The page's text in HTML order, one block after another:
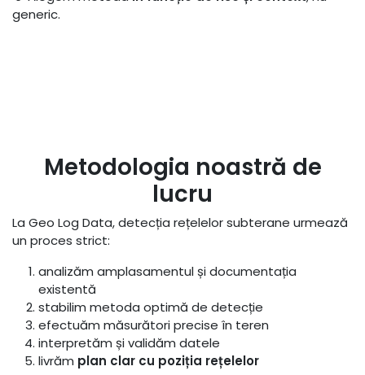
generic.
Metodologia noastră de
lucru
La Geo Log Data, detecția rețelelor subterane urmează
un proces strict:
analizăm amplasamentul și documentația
existentă
stabilim metoda optimă de detecție
efectuăm măsurători precise în teren
interpretăm și validăm datele
livrăm plan clar cu poziția rețelelor